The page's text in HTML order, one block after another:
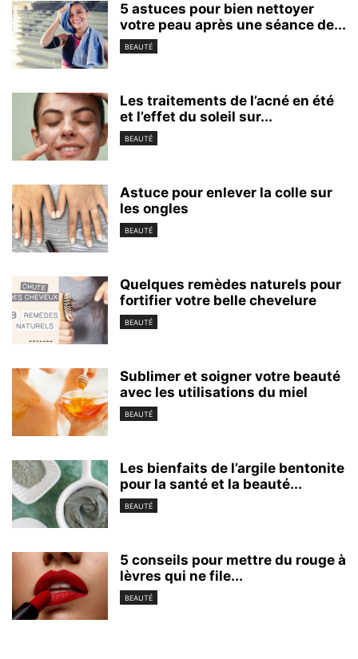
5 astuces pour bien nettoyer
votre peau après une séance de...
BEAUTÉ
Les traitements de l’acné en été
et l’effet du soleil sur...
BEAUTÉ
Astuce pour enlever la colle sur
les ongles
BEAUTÉ
Quelques remèdes naturels pour
fortifier votre belle chevelure
BEAUTÉ
Sublimer et soigner votre beauté
avec les utilisations du miel
BEAUTÉ
Les bienfaits de l’argile bentonite
pour la santé et la beauté...
BEAUTÉ
5 conseils pour mettre du rouge à
lèvres qui ne file...
BEAUTÉ